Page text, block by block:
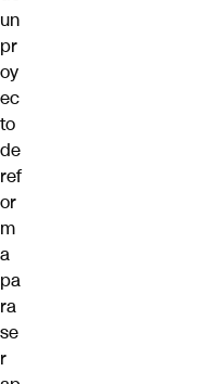
un
pr
oy
ec
to
de
ref
or
m
a
pa
ra
se
r